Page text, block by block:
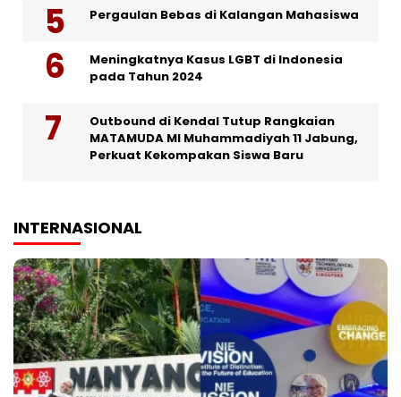
Pergaulan Bebas di Kalangan Mahasiswa
Meningkatnya Kasus LGBT di Indonesia
pada Tahun 2024
Outbound di Kendal Tutup Rangkaian
MATAMUDA MI Muhammadiyah 11 Jabung,
Perkuat Kekompakan Siswa Baru
INTERNASIONAL